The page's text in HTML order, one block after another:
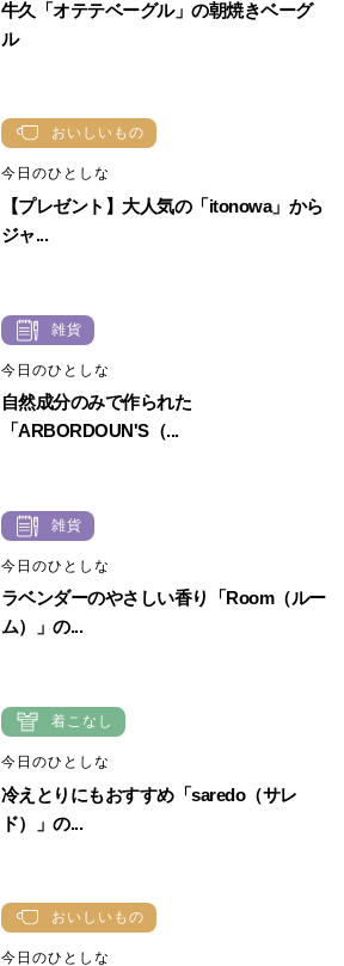
牛久「オテテベーグル」の朝焼きベーグ
ル
おいしいもの
今日のひとしな
【プレゼント】大人気の「itonowa」から
ジャ...
雑貨
今日のひとしな
自然成分のみで作られた
「ARBORDOUN'S（...
雑貨
今日のひとしな
ラベンダーのやさしい香り「Room（ルー
ム）」の...
着こなし
今日のひとしな
冷えとりにもおすすめ「saredo（サレ
ド）」の...
おいしいもの
今日のひとしな